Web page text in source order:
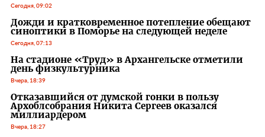
Сегодня, 09:02
Дожди и кратковременное потепление обещают
синоптики в Поморье на следующей неделе
Сегодня, 07:13
На стадионе «Труд» в Архангельске отметили
день физкультурника
Вчера, 18:39
Отказавшийся от думской гонки в пользу
Архоблсобрания Никита Сергеев оказался
миллиардером
Вчера, 18:27